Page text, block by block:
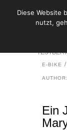
EIN
E-BIKE
Ein
Diese Website
nutzt,